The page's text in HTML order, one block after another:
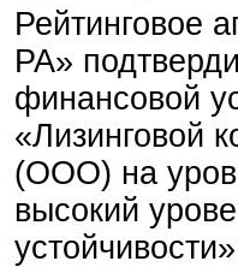
Рейтинговое
РА»
финансовой
«Лизинговой
(ООО) на
высокий